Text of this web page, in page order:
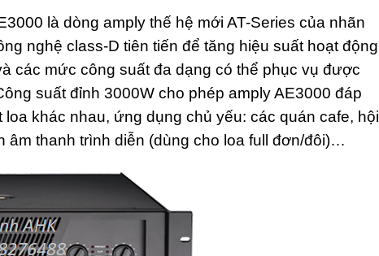
là dòng amply thế hệ mới AT-Series của nhãn
nghệ class-D tiên tiến để tăng hiệu suất hoạt động
các mức công suất đa dạng có thể phục vụ được
suất đỉnh 3000W cho phép amply AE3000 đáp
khác nhau, ứng dụng chủ yếu: các quán cafe, hội
âm thanh trình diễn (dùng cho loa full đơn/đôi)…